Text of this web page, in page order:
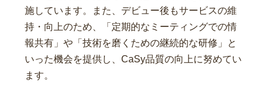
施しています。また、デビュー後もサービスの維
持・向上のため、「定期的なミーティングでの情
報共有」や「技術を磨くための継続的な研修」と
いった機会を提供し、CaSy品質の向上に努めてい
ます。